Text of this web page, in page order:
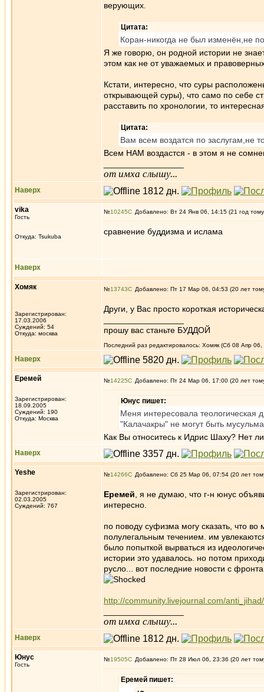
верующих.
Цитата:
Коран-никогда не был изменён,не
Я же говорю, он родной истории не
этом как не от уважаемых и
Кстати, интересно, что суры
открывающей суры), что само по себе
расставить по хронологии, то
Цитата:
Вам всем воздатся по заслугам,не
Всем НАМ воздастся - в этом я не
от имха слышу...
Наверх
vika
Гость
Откуда: Tsukuba
№10245 Добавлено: Вт 24 Янв 06, 14:15 (21 год
сравнение буддизма и ислама
Наверх
Хомяк
Зарегистрирован:
17.03.2006
Суждений: 54
Откуда: москва
№13743 Добавлено: Пт 17 Мар 06, 04:53 (20 лет
Други, у Вас просто короткая
прошу вас станьте БУДДОЙ
Последний раз редактировалось: Хомяк (Сб 08 Апр 06,
Наверх
Еремей
Зарегистрирован:
18.09.2005
Суждений: 190
Откуда: Москва
№14225 Добавлено: Пт 24 Мар 06, 17:00 (20 лет
Юнус пишет:
Меня интересовала теологическая
"Калачакры" не могут быть
Как Вы относитесь к Идрис Шаху? Нет
Наверх
Yeshe
Зарегистрирован:
02.03.2005
Суждений: 767
№14266 Добавлено: Сб 25 Мар 06, 07:54 (20 лет
Еремей , я не думаю, что г-н юнус
интересно.
по поводу суфизма могу сказать, что
полулегальным течением. им
было попыткой вырваться из
истории это удавалось. но потом
русло... вот последние новости с
http://community.livejournal.com/
от имха слышу...
Наверх
Юнус
Гость
№19505 Добавлено: Пт 28 Июл 06, 23:36 (20 лет
Еремей пишет: